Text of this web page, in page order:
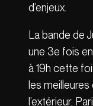
d’enjeux.
La bande de
une 3e fois
à 19h cette
les meilleures
l’extérieur,